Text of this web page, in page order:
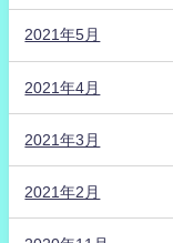
2021年5月
2021年4月
2021年3月
2021年2月